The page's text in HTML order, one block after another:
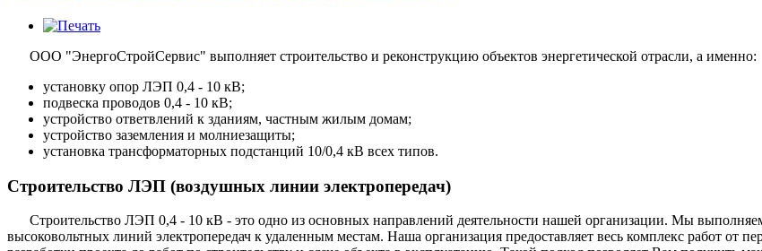
ООО "ЭнергоСтройСервис" выполняет строительство и реконструкцию объектов энергетической отрасли, а именно:
установку опор ЛЭП 0,4 - 10 кВ;
подвеска проводов 0,4 - 10 кВ;
устройство ответвлений к зданиям, частным жилым домам;
устройство заземления и молниезащиты;
установка трансформаторных подстанций 10/0,4 кВ всех типов.
Строительство ЛЭП (воздушных линии электропередач)
Строительство ЛЭП 0,4 - 10 кВ - это одно из основных направлений деятельности нашей организации. Мы
высоковольтных линий электропередач к удаленным местам. Наша организация предоставляет весь комплекс работ от